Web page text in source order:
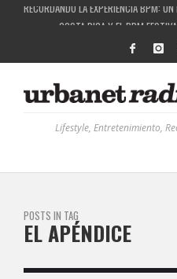
COSTA RICA Y EL BPM
RUTAS NATURBANAS: EL PROYECTO
LA HISTORIA DETRÁS DE LA MÚSICA
Lifestyle, Entretenimiento,
POSTS IN TAG
EL APÉNDICE